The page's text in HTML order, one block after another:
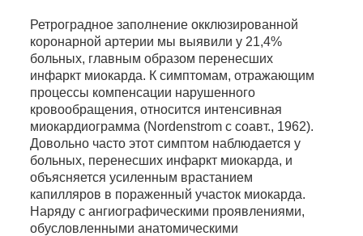
Ретроградное заполнение окклюзированной
коронарной артерии мы выявили у 21,4%
больных, главным образом перенесших
инфаркт миокарда. К симптомам, отражающим
процессы компенсации нарушенного
кровообращения, относится интенсивная
миокардиограмма (Nordenstrom с соавт., 1962).
Довольно часто этот симптом наблюдается у
больных, перенесших инфаркт миокарда, и
объясняется усиленным врастанием
капилляров в пораженный участок миокарда.
Наряду с ангиографическими проявлениями,
обусловленными анатомическими